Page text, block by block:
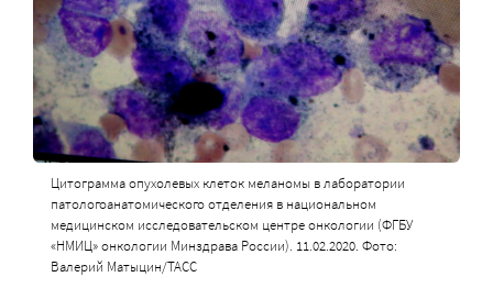
Цитограмма опухолевых клеток меланомы в лаборатории
патологоанатомического отделения в национальном
медицинском исследовательском центре онкологии (ФГБУ
«НМИЦ» онкологии Минздрава России). 11.02.2020. Фото:
Валерий Матыцин/ТАСС